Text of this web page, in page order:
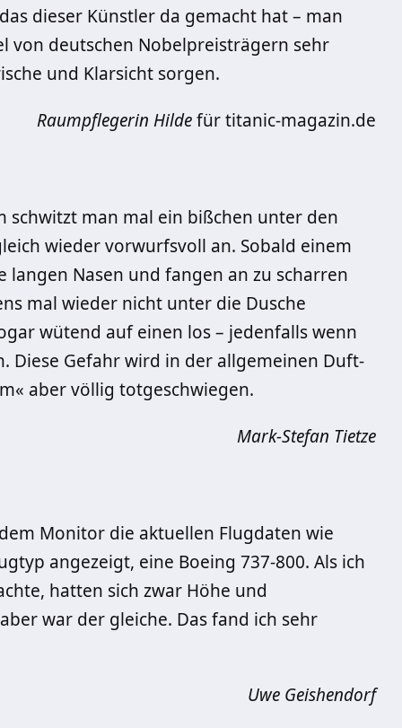
dieser Künstler da gemacht hat – man
von deutschen Nobelpreisträgern sehr
und Klarsicht sorgen.
Raumpflegerin Hildefür titanic-magazin.de
schwitzt man mal ein bißchen unter den
wieder vorwurfsvoll an. Sobald einem
Nasen und fangen an zu scharren
mal wieder nicht unter die Dusche
wütend auf einen los – jedenfalls wenn
Diese Gefahr wird in der allgemeinen Duft-
aber völlig totgeschwiegen.
Mark-Stefan Tietze
Monitor die aktuellen Flugdaten wie
angezeigt, eine Boeing 737-800. Als ich
hatten sich zwar Höhe und
war der gleiche. Das fand ich sehr
Uwe Geishendorf